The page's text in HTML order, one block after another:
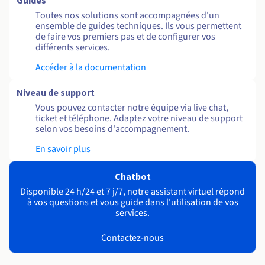
Toutes nos solutions sont accompagnées d'un
ensemble de guides techniques. Ils vous permettent
de faire vos premiers pas et de configurer vos
différents services.
Accéder à la documentation
Niveau de support
Vous pouvez contacter notre équipe via live chat,
ticket et téléphone. Adaptez votre niveau de support
selon vos besoins d'accompagnement.
En savoir plus
Chatbot
Disponible 24 h/24 et 7 j/7, notre assistant virtuel répond
à vos questions et vous guide dans l'utilisation de vos
services.
Contactez-nous